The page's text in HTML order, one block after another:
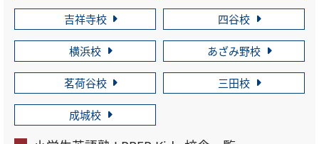
吉祥寺校 四谷校
横浜校 あざみ野校
茗荷谷校 三田校
成城校